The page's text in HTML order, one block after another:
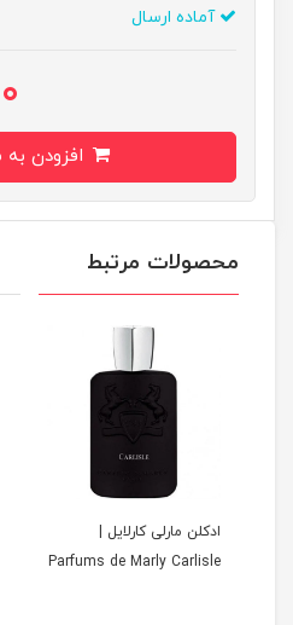
آماده ارسال
محصولات مرتبط
ادکلن مارلی کارلایل |
Parfums de Marly Carlisle